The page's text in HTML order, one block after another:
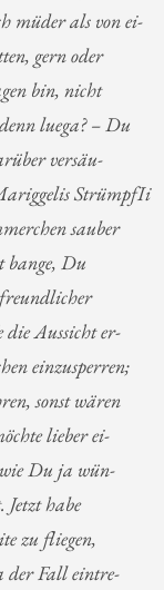
müder als von ei-
gern oder
bin, nicht
luega? – Du
versäu-
StrümpfIi
sauber
bange, Du
Aussicht er-
einzusperren;
sonst wären
lieber ei-
wie Du ja wün-
Jetzt habe
zu fliegen,
der Fall eintre-